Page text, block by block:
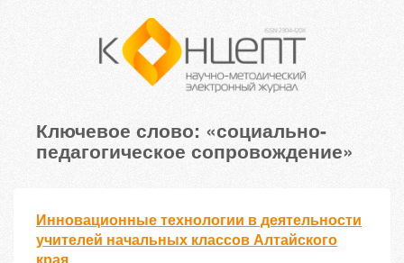
Ключевое слово: «социально-
педагогическое сопровождение»
Инновационные технологии в деятельности
учителей начальных классов Алтайского